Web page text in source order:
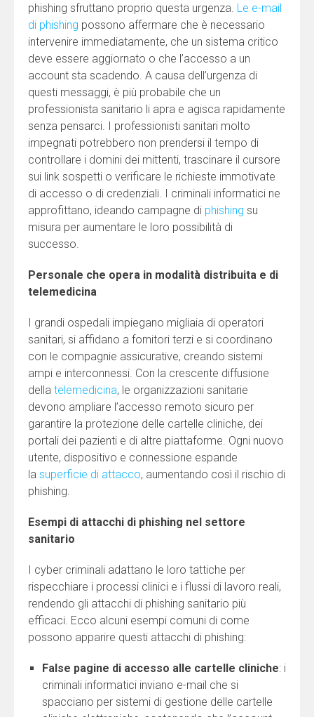
phishing sfruttano proprio questa urgenza. Le e-mail
di phishing possono affermare che è necessario
intervenire immediatamente, che un sistema critico
deve essere aggiornato o che l’accesso a un
account sta scadendo. A causa dell’urgenza di
questi messaggi, è più probabile che un
professionista sanitario li apra e agisca rapidamente
senza pensarci. I professionisti sanitari molto
impegnati potrebbero non prendersi il tempo di
controllare i domini dei mittenti, trascinare il cursore
sui link sospetti o verificare le richieste immotivate
di accesso o di credenziali. I criminali informatici ne
approfittano, ideando campagne di phishing su
misura per aumentare le loro possibilità di
successo.
Personale che opera in modalità distribuita e di
telemedicina
I grandi ospedali impiegano migliaia di operatori
sanitari, si affidano a fornitori terzi e si coordinano
con le compagnie assicurative, creando sistemi
ampi e interconnessi. Con la crescente diffusione
della telemedicina, le organizzazioni sanitarie
devono ampliare l’accesso remoto sicuro per
garantire la protezione delle cartelle cliniche, dei
portali dei pazienti e di altre piattaforme. Ogni nuovo
utente, dispositivo e connessione espande
la superficie di attacco, aumentando così il rischio di
phishing.
Esempi di attacchi di phishing nel settore
sanitario
I cyber criminali adattano le loro tattiche per
rispecchiare i processi clinici e i flussi di lavoro reali,
rendendo gli attacchi di phishing sanitario più
efficaci. Ecco alcuni esempi comuni di come
possono apparire questi attacchi di phishing:
False pagine di accesso alle cartelle cliniche: i
criminali informatici inviano e-mail che si
spacciano per sistemi di gestione delle cartelle